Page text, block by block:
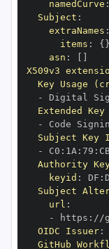
namedCurve :
Subject :
extraNames :
items : { }
asn :
X509v3
Key Usage
-
Extended Key
-
Subject
-
C0 : 1A : 79 :
Authority
keyid : DF :
Subject
url :
-
https : //
OIDC Issuer:
GitHub